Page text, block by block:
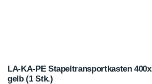
LA-KA-PE Stapeltransportkasten
gelb (1 Stk.)